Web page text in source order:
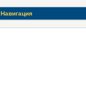
Навигация